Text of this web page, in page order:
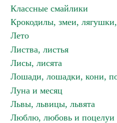
Классные смайлики
Крокодилы, змеи,
Лето
Листва, листья
Лисы, лисята
Лошади, лошадки, кони,
Луна и месяц
Львы, львицы, львята
Люблю, любовь и поцелуи